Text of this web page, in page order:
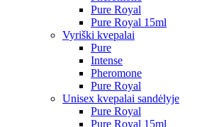
Pure Royal
Pure Royal 15ml
Vyriški kvepalai
Pure
Intense
Pheromone
Pure Royal
Unisex kvepalai sandėlyje
Pure Royal
Pure Royal 15ml